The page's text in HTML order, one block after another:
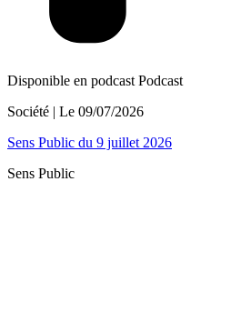
Disponible en podcast Podcast
Société | Le 09/07/2026
Sens Public du 9 juillet 2026
Sens Public